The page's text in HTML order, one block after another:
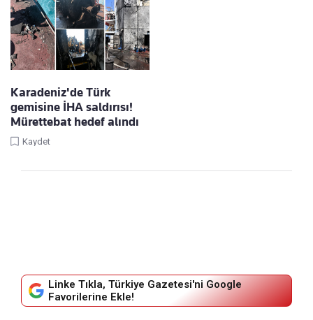
Karadeniz'de Türk
gemisine İHA saldırısı!
Mürettebat hedef alındı
Kaydet
Linke Tıkla, Türkiye Gazetesi'ni Google
Favorilerine Ekle!